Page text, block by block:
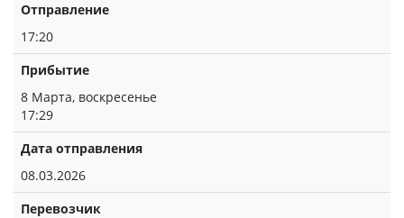
Отправление
17:20
Прибытие
8 Марта, воскресенье
17:29
Дата отправления
08.03.2026
Перевозчик